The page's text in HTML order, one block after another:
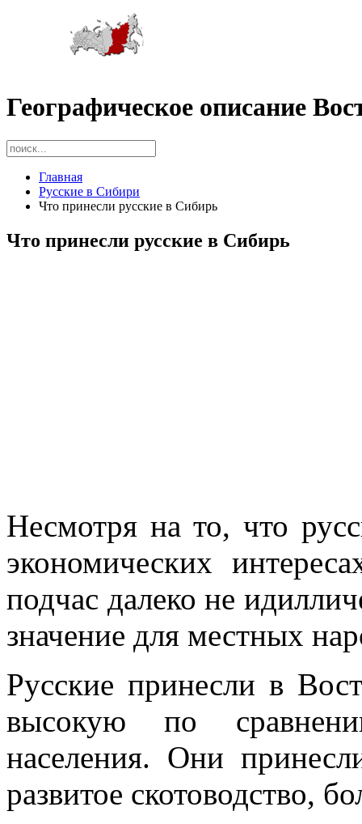
Географическое описание
Главная
Русские в Сибири
Что принесли русские в Сибирь
Что принесли русские в Сибирь
Несмотря на то, что
экономических
подчас далеко не
значение для местных
Русские принесли в
высокую по
населения. Они
разви­тое скотоводство,